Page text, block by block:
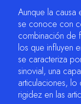
Aunque la causa
se conoce con
combinación de
los que influyen
se caracteriza
sinovial, una
articulaciones,
rigidez en las